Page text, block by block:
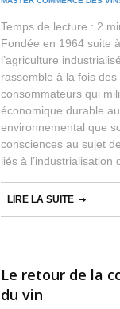
Temps de lecture : 2
Fondée en 1964 suite
l’agriculture
rassemble à la fois
consommateurs qui
économique durable
environnemental que
consciences au sujet
liés à
LIRE LA SUITE
Le retour de la
du vin